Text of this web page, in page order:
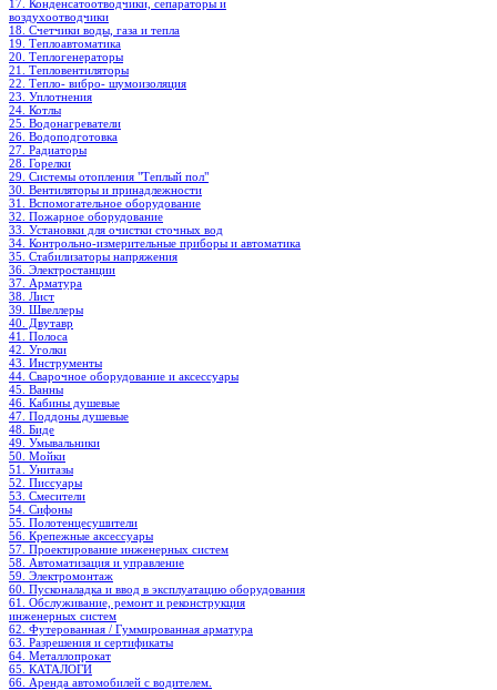
17. Конденсатоотводчики, сепараторы и
воздухоотводчики
18. Счетчики воды, газа и тепла
19. Теплоавтоматика
20. Теплогенераторы
21. Тепловентиляторы
22. Тепло- вибро- шумоизоляция
23. Уплотнения
24. Котлы
25. Водонагреватели
26. Водоподготовка
27. Радиаторы
28. Горелки
29. Системы отопления "Теплый пол"
30. Вентиляторы и принадлежности
31. Вспомогательное оборудование
32. Пожарное оборудование
33. Установки для очистки сточных вод
34. Контрольно-измерительные приборы и автоматика
35. Стабилизаторы напряжения
36. Электростанции
37. Арматура
38. Лист
39. Швеллеры
40. Двутавр
41. Полоса
42. Уголки
43. Инструменты
44. Сварочное оборудование и аксессуары
45. Ванны
46. Кабины душевые
47. Поддоны душевые
48. Биде
49. Умывальники
50. Мойки
51. Унитазы
52. Писсуары
53. Смесители
54. Сифоны
55. Полотенцесушители
56. Крепежные аксессуары
57. Проектирование инженерных систем
58. Автоматизация и управление
59. Электромонтаж
60. Пусконаладка и ввод в эксплуатацию оборудования
61. Обслуживание, ремонт и реконструкция
инженерных систем
62. Футерованная / Гуммированная арматура
63. Разрешения и сертификаты
64. Металлопрокат
65. КАТАЛОГИ
66. Аренда автомобилей с водителем.